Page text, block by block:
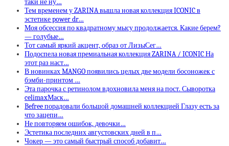
Тем временем у ZARINA вышла новая коллекция ICONIC в
эстетике power dr…
Моя обсессия по квадратному мысу продолжается. Какие берем?
— голубые…
Тот самый яркий акцент, образ от ЛизыСег…
Подоспела новая премиальная коллекция ZARINA / ICONIC На
этот раз наст…
В новинках MANGO появились целых две модели босоножек с
бэмби-принтом …
Эта парочка с ретинолом вдохновила меня на пост. Сыворотка
celimaxМаск…
Befree порадовали большой домашней коллекцией Глазу есть за
что зацепи…
Не повторяем ошибок, девочки…
Эстетика последних августовских дней в п…
Чокер — это самый быстрый способ добавит…